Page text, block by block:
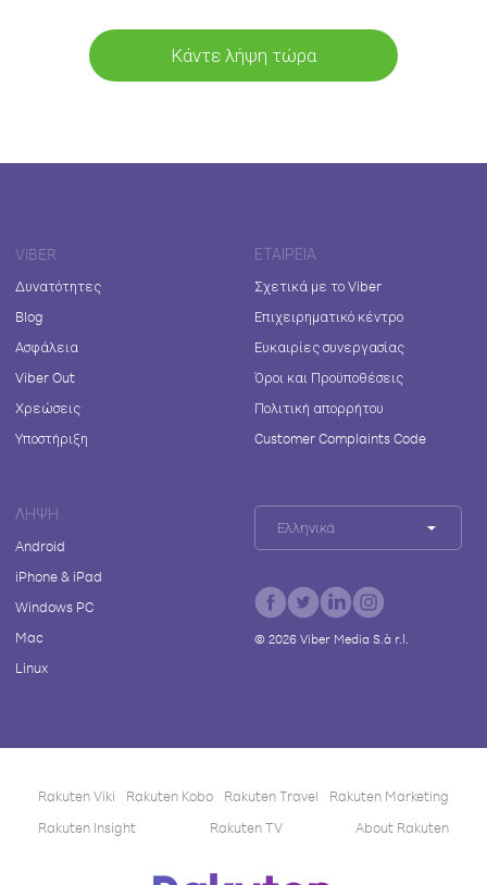
Κάντε λήψη τώρα
VIBER
Δυνατότητες
Blog
Ασφάλεια
Viber Out
Χρεώσεις
Υποστήριξη
ΕΤΑΙΡΕΊΑ
Σχετικά με το Viber
Επιχειρηματικό κέντρο
Ευκαιρίες συνεργασίας
Όροι και Προϋποθέσεις
Πολιτική απορρήτου
Customer Complaints Code
ΛΉΨΗ
Android
iPhone & iPad
Windows PC
Mac
Linux
Ελληνικά
© 2026Viber Media S.à r.l.
Rakuten Viki Rakuten Kobo Rakuten Travel
Rakuten Marketing
Rakuten Insight
Rakuten TV About Rakuten